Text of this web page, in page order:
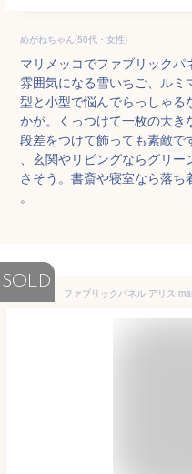
めがねちゃん(50代・女性)
マリメッコでファブリック
雰囲気になる雪いちご、ル
型と小型で悩んでらっしゃ
かが。くっつけて一枚の大き
段差をつけて飾っても素敵
、玄関やリビングならグリ
さそう。書斎や寝室なら落
。
SOLD